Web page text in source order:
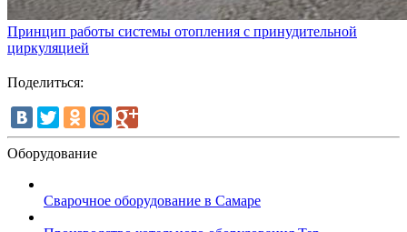
Принцип работы системы отопления с принудительной
циркуляцией
Поделиться:
Оборудование
Сварочное оборудование в Самаре